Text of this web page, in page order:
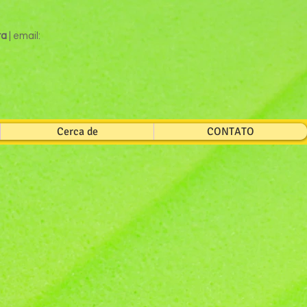
| email:
Cerca de CONTATO